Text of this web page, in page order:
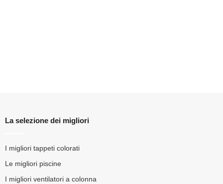
La selezione dei migliori
I migliori tappeti colorati
Le migliori piscine
I migliori ventilatori a colonna